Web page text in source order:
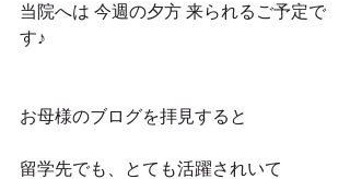
当院へは 今週の夕方 来られるご予定で
す♪
お母様のブログを拝見すると
留学先でも、とても活躍されいて